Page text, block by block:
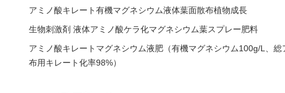
アミノ酸キレート有機マグネシウム液体葉面散布植物成長
生物刺激剤 液体アミノ酸ケラ化マグネシウム葉スプレー肥料
アミノ酸キレートマグネシウム液肥（有機マグネシウム100g/L、
布用キレート化率98%）